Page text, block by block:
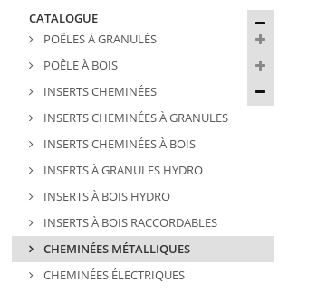
CATALOGUE
POÊLES À GRANULÉS
POÊLE À BOIS
INSERTS CHEMINÉES
INSERTS CHEMINÉES À GRANULES
INSERTS CHEMINÉES À BOIS
INSERTS À GRANULES HYDRO
INSERTS À BOIS HYDRO
INSERTS À BOIS RACCORDABLES
CHEMINÉES MÉTALLIQUES
CHEMINÉES ÉLECTRIQUES